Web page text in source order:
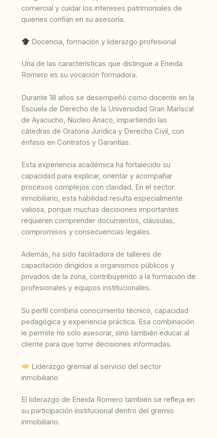
comercial y cuidar los intereses patrimoniales de
quienes confían en su asesoría.
Docencia, formación y liderazgo profesional
Una de las características que distingue a Eneida
Romero es su vocación formadora.
Durante 18 años se desempeñó como docente en la
Escuela de Derecho de la Universidad Gran Mariscal
de Ayacucho, Núcleo Anaco, impartiendo las
cátedras de Oratoria Jurídica y Derecho Civil, con
énfasis en Contratos y Garantías.
Esta experiencia académica ha fortalecido su
capacidad para explicar, orientar y acompañar
procesos complejos con claridad. En el sector
inmobiliario, esta habilidad resulta especialmente
valiosa, porque muchas decisiones importantes
requieren comprender documentos, cláusulas,
compromisos y consecuencias legales.
Además, ha sido facilitadora de talleres de
capacitación dirigidos a organismos públicos y
privados de la zona, contribuyendo a la formación de
profesionales y equipos institucionales.
Su perfil combina conocimiento técnico, capacidad
pedagógica y experiencia práctica. Esa combinación
le permite no solo asesorar, sino también educar al
cliente para que tome decisiones informadas.
Liderazgo gremial al servicio del sector
inmobiliario
El liderazgo de Eneida Romero también se refleja en
su participación institucional dentro del gremio
inmobiliario.